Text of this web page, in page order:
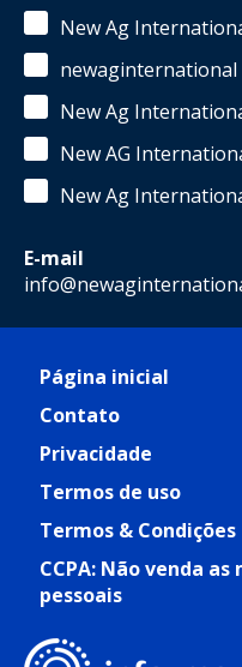
New Ag
newaginternational
New Ag
New AG
New Ag
E-mail
Página inicial
Contato
Privacidade
Termos de uso
Termos & Condições
CCPA: Não venda
pessoais